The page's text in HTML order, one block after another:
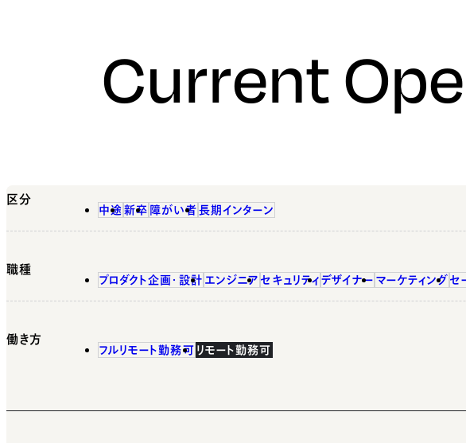
Current
区分
中途 新卒 障がい者 長期インターン
職種
プロダクト企画・設計 エンジニア セキュリティ デザイナー マーケティング セ
働き方
フルリモート勤務可 リモート勤務可